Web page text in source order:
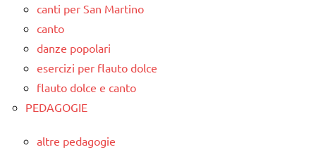
canti per San Martino
canto
danze popolari
esercizi per flauto dolce
flauto dolce e canto
PEDAGOGIE
altre pedagogie